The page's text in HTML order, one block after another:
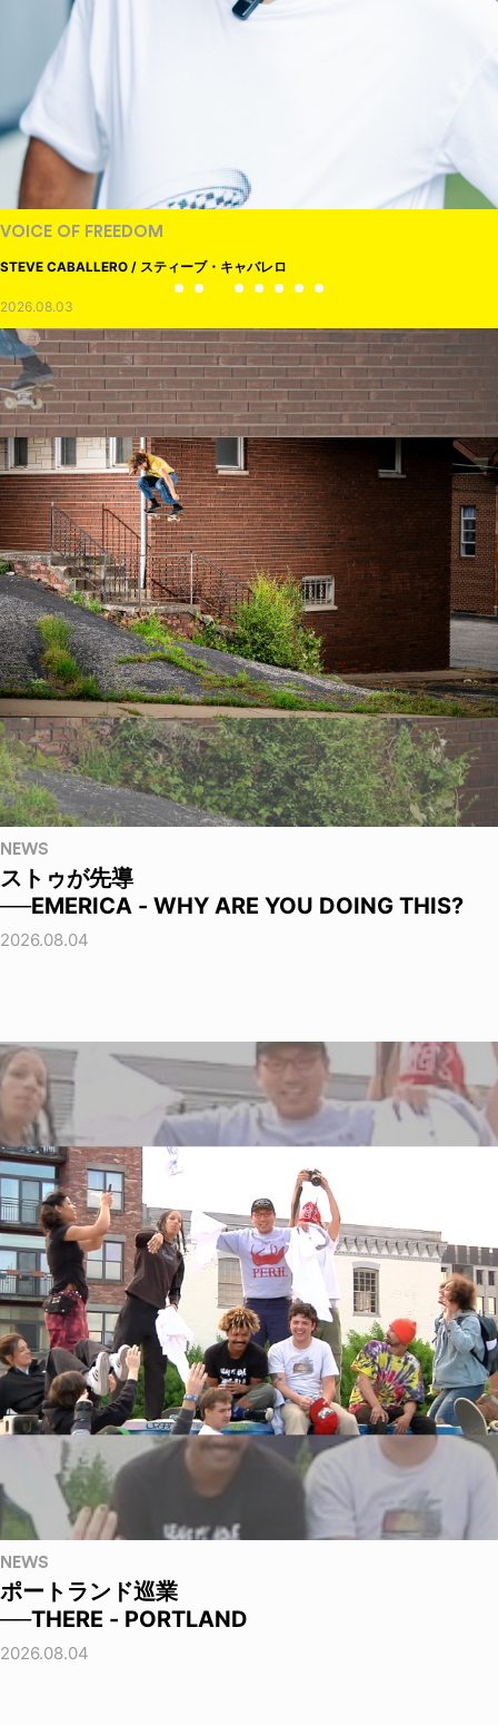
VOICE OF FREEDOM
STEVE CABALLERO / スティーブ・キャバレロ
2026.08.03
NEWS
ストゥが先導
──EMERICA - WHY ARE YOU DOING THIS?
2026.08.04
NEWS
ポートランド巡業
──THERE - PORTLAND
2026.08.04